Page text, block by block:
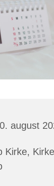
august
Kirke,